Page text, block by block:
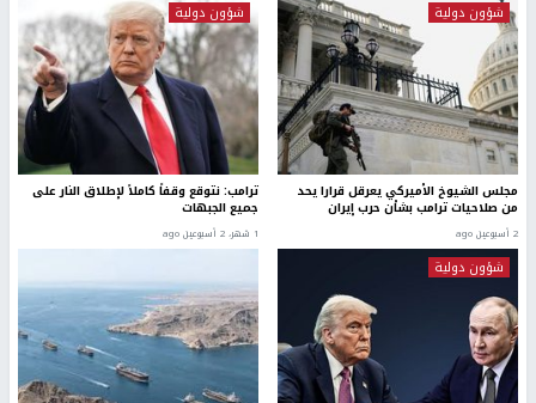
شؤون دولية
مجلس الشيوخ الأميركي يعرقل قرارا يحد
من صلاحيات ترامب بشأن حرب إيران
2 أسبوعين ago
شؤون دولية
ترامب: نتوقع وقفاً كاملاً لإطلاق النار على
جميع الجبهات
1 شهر، 2 أسبوعين ago
شؤون دولية